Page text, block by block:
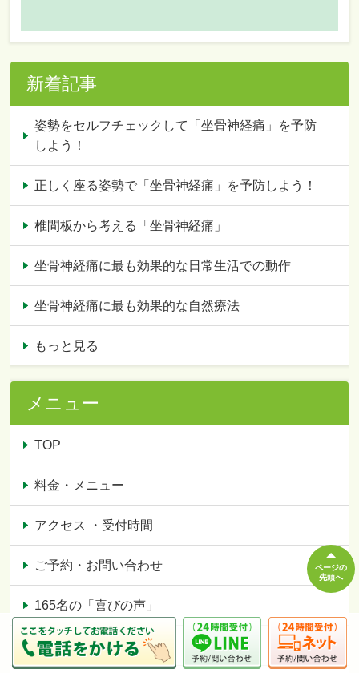
新着記事
姿勢をセルフチェックして「坐骨神経痛」を予防
しよう！
正しく座る姿勢で「坐骨神経痛」を予防しよう！
椎間板から考える「坐骨神経痛」
坐骨神経痛に最も効果的な日常生活での動作
坐骨神経痛に最も効果的な自然療法
もっと見る
メニュー
TOP
料金・メニュー
アクセス ・受付時間
ご予約・お問い合わせ
165名の「喜びの声」
スタッフ紹介
ページの
先頭へ